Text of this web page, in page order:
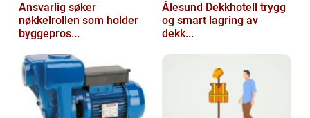
Ansvarlig søker
nøkkelrollen som holder
byggepros...
Ålesund Dekkhotell trygg
og smart lagring av
dekk...